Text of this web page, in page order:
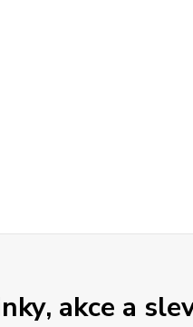
akce a